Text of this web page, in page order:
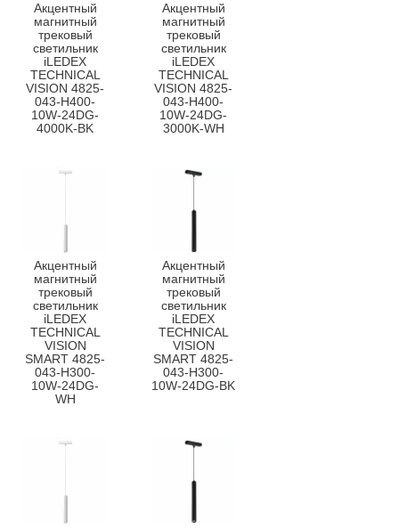
Акцентный
магнитный
трековый
светильник
iLEDEX
TECHNICAL
VISION 4825-
043-H400-
10W-24DG-
4000K-BK
Акцентный
магнитный
трековый
светильник
iLEDEX
TECHNICAL
VISION 4825-
043-H400-
10W-24DG-
3000K-WH
Акцентный
магнитный
трековый
светильник
iLEDEX
TECHNICAL
VISION
SMART 4825-
043-H300-
10W-24DG-
WH
Акцентный
магнитный
трековый
светильник
iLEDEX
TECHNICAL
VISION
SMART 4825-
043-H300-
10W-24DG-BK